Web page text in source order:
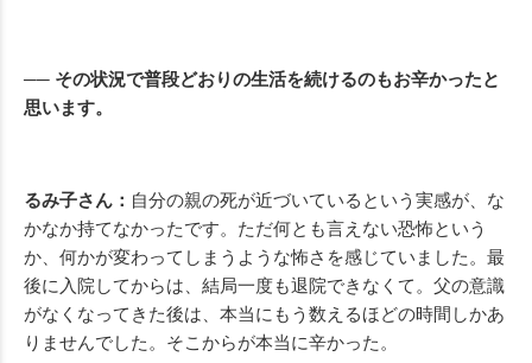
── その状況で普段どおりの生活を続けるのもお辛かったと
思います。
るみ子さん： 自分の親の死が近づいているという実感が、な
かなか持てなかったです。ただ何とも言えない恐怖という
か、何かが変わってしまうような怖さを感じていました。最
後に入院してからは、結局一度も退院できなくて。父の意識
がなくなってきた後は、本当にもう数えるほどの時間しかあ
りませんでした。そこからが本当に辛かった。